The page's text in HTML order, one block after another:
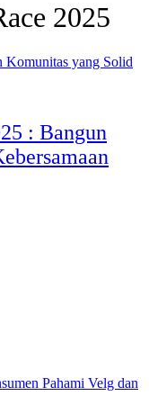
2025
: Bangun